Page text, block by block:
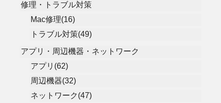
修理・トラブル対策
Mac修理(16)
トラブル対策(49)
アプリ・周辺機器・ネットワーク
アプリ(62)
周辺機器(32)
ネットワーク(47)